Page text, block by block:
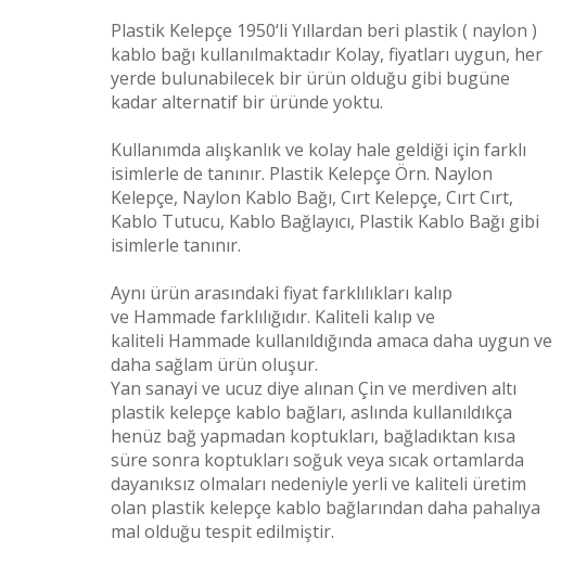
Plastik Kelepçe 1950‘li Yıllardan beri plastik ( naylon )
kablo bağı kullanılmaktadır Kolay, fiyatları uygun, her
yerde bulunabilecek bir ürün olduğu gibi bugüne
kadar alternatif bir üründe yoktu.
Kullanımda alışkanlık ve kolay hale geldiği için farklı
isimlerle de tanınır. Plastik Kelepçe Örn. Naylon
Kelepçe, Naylon Kablo Bağı, Cırt Kelepçe, Cırt Cırt,
Kablo Tutucu, Kablo Bağlayıcı, Plastik Kablo Bağı gibi
isimlerle tanınır.
Aynı ürün arasındaki fiyat farklılıkları kalıp
ve Hammade farklılığıdır. Kaliteli kalıp ve
kaliteli Hammade kullanıldığında amaca daha uygun ve
daha sağlam ürün oluşur.
Yan sanayi ve ucuz diye alınan Çin ve merdiven altı
plastik kelepçe kablo bağları, aslında kullanıldıkça
henüz bağ yapmadan koptukları, bağladıktan kısa
süre sonra koptukları soğuk veya sıcak ortamlarda
dayanıksız olmaları nedeniyle yerli ve kaliteli üretim
olan plastik kelepçe kablo bağlarından daha pahalıya
mal olduğu tespit edilmiştir.